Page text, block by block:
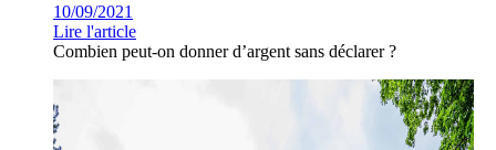
10/09/2021
Lire l'article
Combien peut-on donner d’argent sans déclarer ?